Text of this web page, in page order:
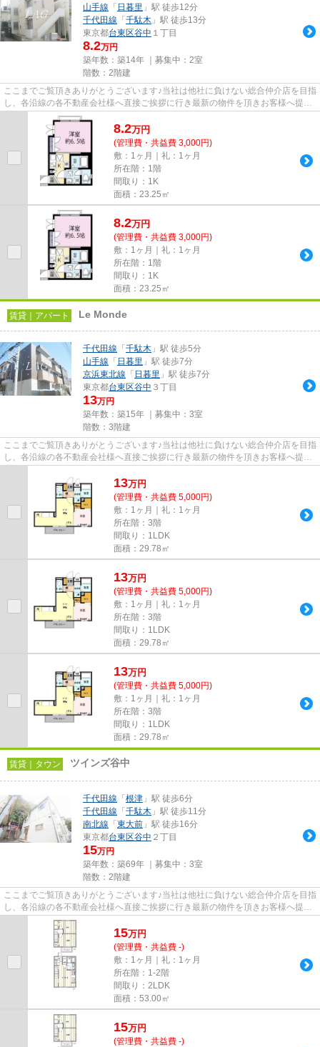
山手線 「 日暮里 」駅 徒歩12分
千代田線 「 千駄木 」駅 徒歩13分
東京都台東区谷中 １丁目
8.2万円
築年数：築14年 ｜募集中： 2室
階数：2階建
ここまでご覧頂きありがとうございます♪当社は他社に負けない総合仲介店を目指
し、各沿線の各不動産会社様へ直接ご挨拶に行き最新の物件を頂きお客様へ提供
しております！最新の情報は...
8.2万円
(管理費・共益費 3,000円)
敷：1ヶ月｜礼：1ヶ月
所在階：1階
間取り：1K
面積：23.25㎡
8.2万円
(管理費・共益費 3,000円)
敷：1ヶ月｜礼：1ヶ月
所在階：1階
間取り：1K
面積：23.25㎡
賃貸｜アパート Le Monde
千代田線 「 千駄木 」駅 徒歩5分
山手線 「 日暮里 」駅 徒歩7分
京浜東北線 「 日暮里 」駅 徒歩7分
東京都台東区谷中 ３丁目
13万円
築年数：築15年 ｜募集中： 3室
階数：3階建
ここまでご覧頂きありがとうございます♪当社は他社に負けない総合仲介店を目指
し、各沿線の各不動産会社様へ直接ご挨拶に行き最新の物件を頂きお客様へ提供
13万円
(管理費・共益費 5,000円)
敷：1ヶ月｜礼：1ヶ月
所在階：3階
間取り：1LDK
面積：29.78㎡
13万円
(管理費・共益費 5,000円)
敷：1ヶ月｜礼：1ヶ月
所在階：3階
間取り：1LDK
面積：29.78㎡
13万円
(管理費・共益費 5,000円)
敷：1ヶ月｜礼：1ヶ月
所在階：3階
間取り：1LDK
面積：29.78㎡
賃貸｜タウン ツインズ谷中
千代田線 「 根津 」駅 徒歩6分
千代田線 「 千駄木 」駅 徒歩11分
南北線 「 東大前 」駅 徒歩16分
東京都台東区谷中 ２丁目
15万円
築年数：築69年 ｜募集中： 3室
階数：2階建
ここまでご覧頂きありがとうございます♪当社は他社に負けない総合仲介店を目指
し、各沿線の各不動産会社様へ直接ご挨拶に行き最新の物件を頂きお客様へ提供
しております！最新の情報は...
15万円
(管理費・共益費 -)
敷：1ヶ月｜礼：1ヶ月
所在階：1-2階
間取り：2LDK
面積：53.00㎡
15万円
(管理費・共益費 -)